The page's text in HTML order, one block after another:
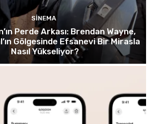
SINEMA
Perde Arkası: Brendan Wayne,
Gölgesinde Efsanevi Bir Mirasla
Nasıl Yükseliyor?